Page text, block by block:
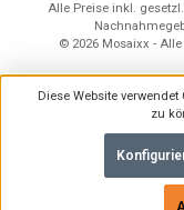
Alle Preise inkl.
© 2026 Mosaixx -
Diese Website
zu